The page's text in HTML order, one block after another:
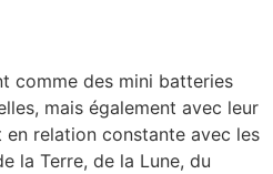
comme des mini batteries
mais également avec leur
en relation constante avec les
la Terre, de la Lune, du